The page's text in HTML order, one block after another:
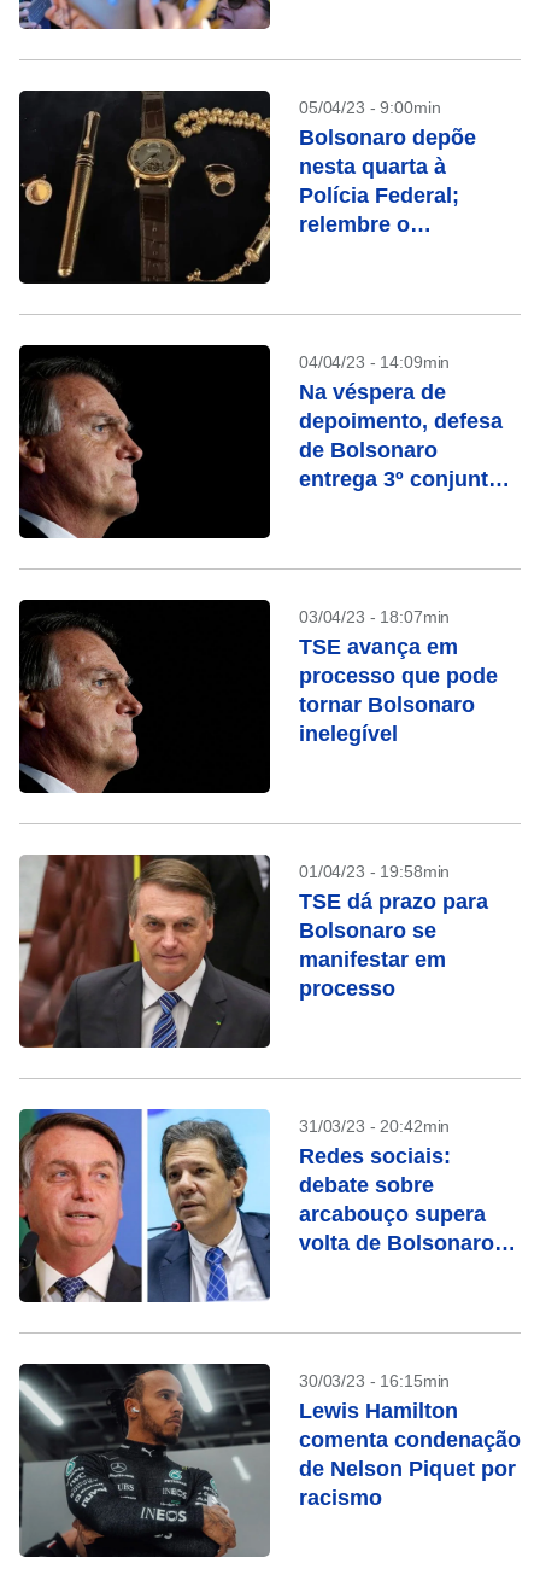
05/04/23 - 9:00min
Bolsonaro depõe
nesta quarta à
Polícia Federal;
relembre o
04/04/23 - 14:09min
Na véspera de
depoimento, defesa
de Bolsonaro
entrega 3º conjunto
03/04/23 - 18:07min
TSE avança em
processo que pode
tornar Bolsonaro
inelegível
01/04/23 - 19:58min
TSE dá prazo para
Bolsonaro se
manifestar em
processo
31/03/23 - 20:42min
Redes sociais:
debate sobre
arcabouço supera
volta de Bolsonaro
30/03/23 - 16:15min
Lewis Hamilton
comenta condenação
de Nelson Piquet por
racismo